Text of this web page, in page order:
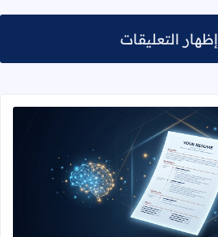
إظهار التعليقات
قراءة المزيد عن سيرتك الذاتية